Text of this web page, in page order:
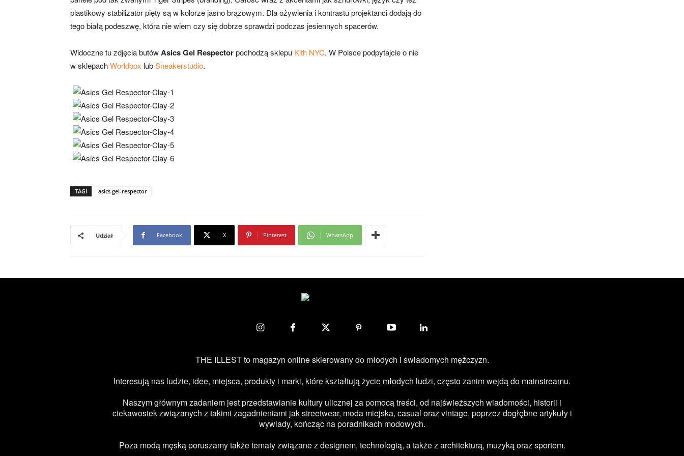
plastikowy stabilizator pięty są w kolorze jasno brązowym. Dla ożywienia i kontrastu projektanci dodają do
tego białą podeszwę, która nie wiem czy się dobrze sprawdzi podczas jesiennych spacerów.
Widoczne tu zdjęcia butówAsics Gel Respectorpochodzą sklepu Kith NYC. W Polsce podpytajcie o nie
w sklepachWorldbox lubSneakerstudio.
TAGI asics gel-respector
Udział Facebook X Pinterest WhatsApp
THE ILLEST to magazyn online skierowany do młodych i świadomych mężczyzn.
Interesują nas ludzie, idee, miejsca, produkty i marki, które kształtują życie młodych ludzi, często zanim wejdą do mainstreamu.
Naszym głównym zadaniem jest przedstawianie kultury ulicznej za pomocą treści, od najświeższych wiadomości, historii i
ciekawostek związanych z takimi zagadnieniami jak streetwear, moda miejska, casual oraz vintage, poprzez dogłębne artykuły i
wywiady, kończąc na poradnikach modowych.
Poza modą męską poruszamy także tematy związane z designem, technologią, a także z architekturą, muzyką oraz sportem.